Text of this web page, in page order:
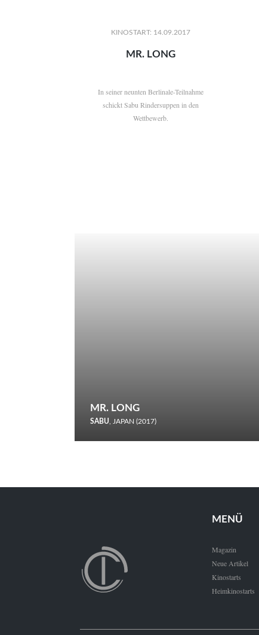
KINOSTART: 14.09.2017
MR. LONG
In seiner neunten Berlinale-Teilnahme
schickt Sabu Rindersuppen in den
Wettbewerb.
MR. LONG
SABU, JAPAN (2017)
den Wettbewerb.
MENÜ
Magazin
Neue Artikel
Kinostarts
Heimkinostarts